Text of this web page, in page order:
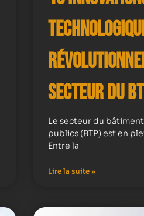
Secteur du
Le secteur du
publics (BTP) est en
Entre la
Lire la suite »